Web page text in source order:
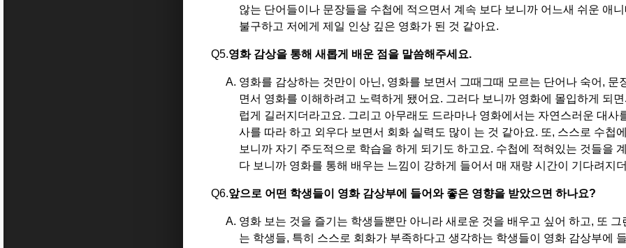
않는 단어들이나 문장들을 수첩에 적으면서 계속 보다 보니까 어느새 쉬운 애
불구하고 저에게 제일 인상 깊은 영화가 된 것 같아요.
Q5.영화 감상을 통해 새롭게 배운 점을 말씀해주세요.
영화를 감상하는 것만이 아닌, 영화를 보면서 그때그때 모르는 단어나 숙어 , 문
면서 영화를 이해하려고 노력하게 됐어요. 그러다 보니까 영화에 몰입하게 되
럽게 길러지더라고요. 그리고 아무래도 드라마나 영화에서는 자연스러운 대사
사를 따라 하고 외우다 보면서 회화 실력도 많이 는 것 같아요. 또, 스스로 수첩
보니까 자기 주도적으로 학습을 하게 되기도 하고요. 수첩에 적혀있는 것들을
다 보니까 영화를 통해 배우는 느낌이 강하게 들어서 매 재량 시간이 기다려지
Q6.앞으로 어떤 학생들이 영화 감상부에 들어와 좋은 영향을 받았으면 하나요?
영화 보는 것을 즐기는 학생들뿐만 아니라 새로운 것을 배우고 싶어 하고, 또 그
는 학생들, 특히 스스로 회화가 부족하다고 생각하는 학생들이 영화 감상부에